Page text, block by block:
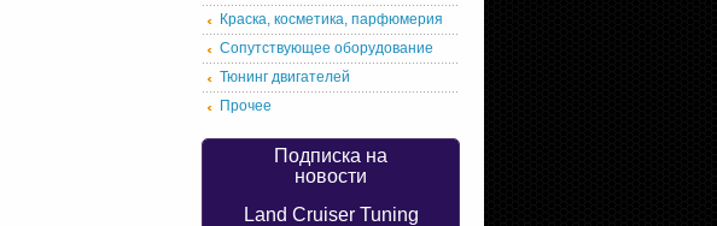
Краска, косметика, парфюмерия
Сопутствующее оборудование
Тюнинг двигателей
Прочее
Подписка на
новости
Land Cruiser Tuning